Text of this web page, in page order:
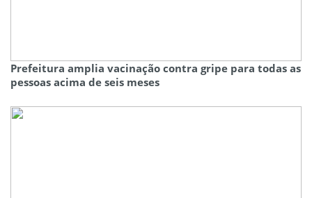
Prefeitura amplia vacinação contra gripe para todas as
pessoas acima de seis meses